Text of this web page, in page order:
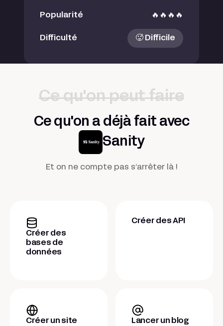
Popularité 🔥🔥🔥🔥
Difficulté 🥵 Difficile
Ce qu'on peut faire
Ce qu'on a déjà fait avec
Sanity
Et on ne compte pas s’arrêter là !
Créer des
bases de
données
Créer des API
Créer un site
Lancer un blog